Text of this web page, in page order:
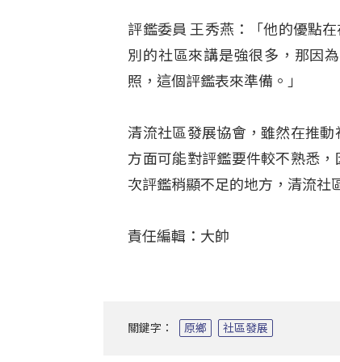
評鑑委員 王秀燕：「他的優點
別的社區來講是強很多，那因
照，這個評鑑表來準備。」
清流社區發展協會，雖然在推
方面可能對評鑑要件較不熟悉
次評鑑稍顯不足的地方，清流社
責任編輯：大帥
關鍵字： 原鄉 社區發展